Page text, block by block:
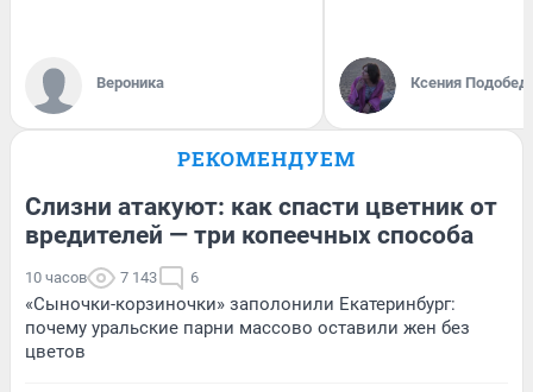
Вероника Ксения
РЕКОМЕНДУЕМ
Слизни атакуют: как спасти цветник от
вредителей — три копеечных способа
10 часов 7 143 6
«Сыночки-корзиночки» заполонили Екатеринбург:
почему уральские парни массово оставили жен без
цветов